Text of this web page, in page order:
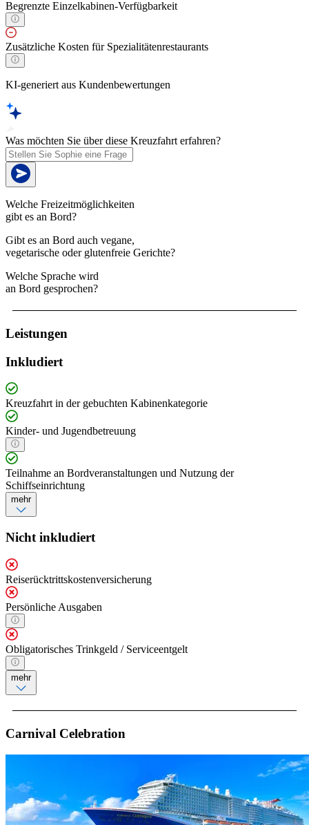
Begrenzte Einzelkabinen-Verfügbarkeit
Zusätzliche Kosten für Spezialitätenrestaurants
KI-generiert aus Kundenbewertungen
Was möchten Sie über diese Kreuzfahrt erfahren?
Welche Freizeitmöglichkeiten
gibt es an Bord?
Gibt es an Bord auch vegane,
vegetarische oder glutenfreie Gerichte?
Welche Sprache wird
an Bord gesprochen?
Leistungen
Inkludiert
Kreuzfahrt in der gebuchten Kabinenkategorie
Kinder- und Jugendbetreuung
Teilnahme an Bordveranstaltungen und Nutzung der
Schiffseinrichtung
mehr
Nicht inkludiert
Reiserücktrittskostenversicherung
Persönliche Ausgaben
Obligatorisches Trinkgeld / Serviceentgelt
mehr
Carnival Celebration